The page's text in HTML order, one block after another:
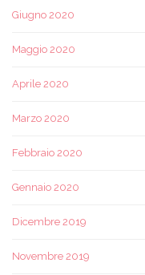
Giugno 2020
Maggio 2020
Aprile 2020
Marzo 2020
Febbraio 2020
Gennaio 2020
Dicembre 2019
Novembre 2019